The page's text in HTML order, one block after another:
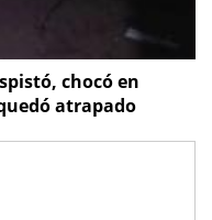
chocó en
atrapado